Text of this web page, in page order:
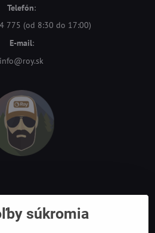
Telefón:
775 (od 8:30 do 17:00)
E-mail:
info@roy.sk
súkromia